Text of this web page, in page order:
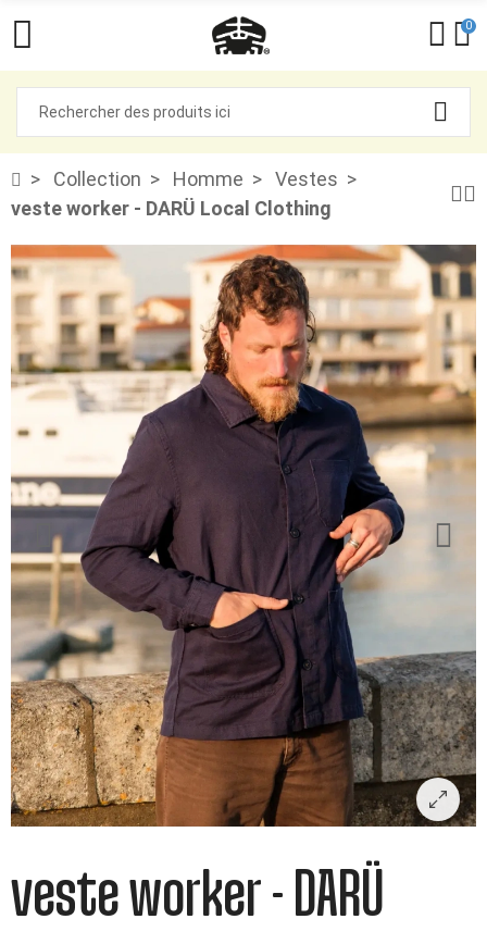
0
Collection Homme
Vestes
veste worker - DARÜ Local Clothing
veste worker - DARÜ